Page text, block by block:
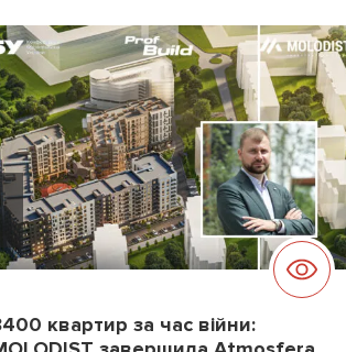
квартир за час війни: